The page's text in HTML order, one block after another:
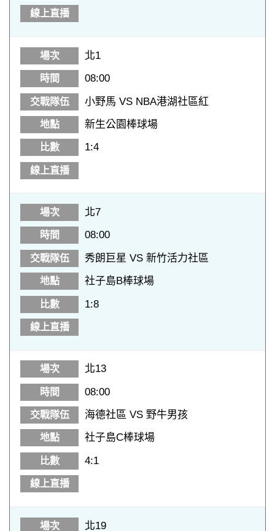
北1
08:00
小野馬 VS NBA港湖社區紅
新生公園棒球場
1:4
北7
08:00
秀朗巨星 VS 新竹活力社區
社子島B棒球場
1:8
北13
08:00
海德社區 VS 野牛男孩
社子島C棒球場
4:1
北19